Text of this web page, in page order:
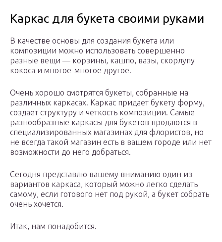
Каркас для букета своими руками
В качестве основы для создания букета или
композиции можно использовать совершенно
разные вещи — корзины, кашпо, вазы, скорлупу
кокоса и многое-многое другое.
Очень хорошо смотрятся букеты, собранные на
различных каркасах. Каркас придает букету форму,
создает структуру и четкость композиции. Самые
разнообразные каркасы для букетов продаются в
специализированных магазинах для флористов, но
не всегда такой магазин есть в вашем городе или нет
возможности до него добраться.
Сегодня представлю вашему вниманию один из
вариантов каркаса, который можно легко сделать
самому, если готового нет под рукой, а букет собрать
очень хочется.
Итак, нам понадобится.